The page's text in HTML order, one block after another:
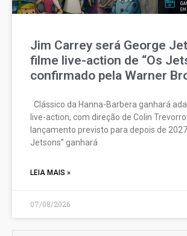
Jim Carrey será George
filme live-action de “Os
confirmado pela Warner
Clássico da Hanna-Barbera ganhará
live-action, com direção de Colin
lançamento previsto para depois de 2027
Jetsons” ganhará
LEIA MAIS »
07/08/2026